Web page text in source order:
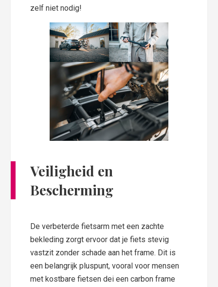
zelf niet nodig!
Veiligheid en
Bescherming
De verbeterde fietsarm met een zachte
bekleding zorgt ervoor dat je fiets stevig
vastzit zonder schade aan het frame. Dit is
een belangrijk pluspunt, vooral voor mensen
met kostbare fietsen dei een carbon frame